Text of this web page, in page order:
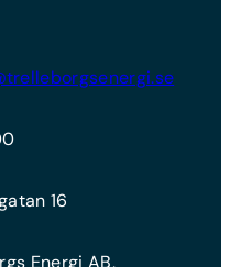
16
Energi AB,